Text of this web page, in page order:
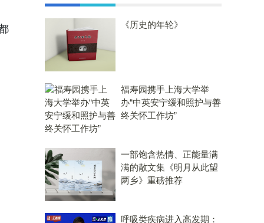
《历史的年轮》
福寿园携手上海大学举
办“中英安宁缓和照护与善
终关怀工作坊”
一部饱含热情、正能量满
满的散文集《明月从此望
两乡》重磅推荐
呼吸类疾病进入高发期：